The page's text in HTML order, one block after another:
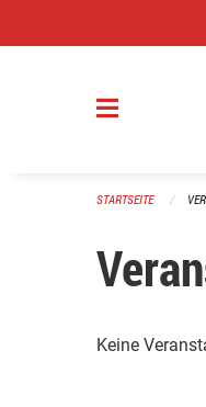
STARTSEITE
Keine